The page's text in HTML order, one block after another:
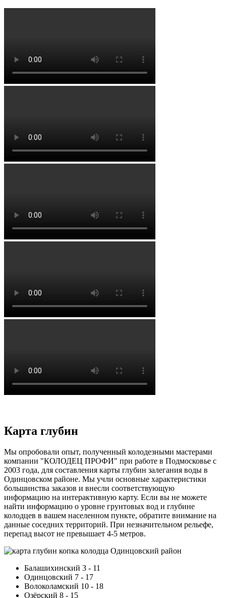
Карта глубин
Мы опробовали опыт, полученный колодезными мастерами
компании "КОЛОДЕЦ ПРОФИ" при работе в Подмосковье с
2003 года, для составления карты глубин залегания воды в
Одинцовском районе. Мы учли основные характеристики
большинства заказов и внесли соответствующую
информацию на интерактивную карту. Если вы не можете
найти информацию о уровне грунтовых вод и глубине
колодцев в вашем населенном пункте, обратите внимание на
данные соседних территорий. При незначительном рельефе,
перепад высот не превышает 4-5 метров.
Балашихинский 3 - 11
Одинцовский 7 - 17
Волоколамский 10 - 18
Озёрский 8 - 15